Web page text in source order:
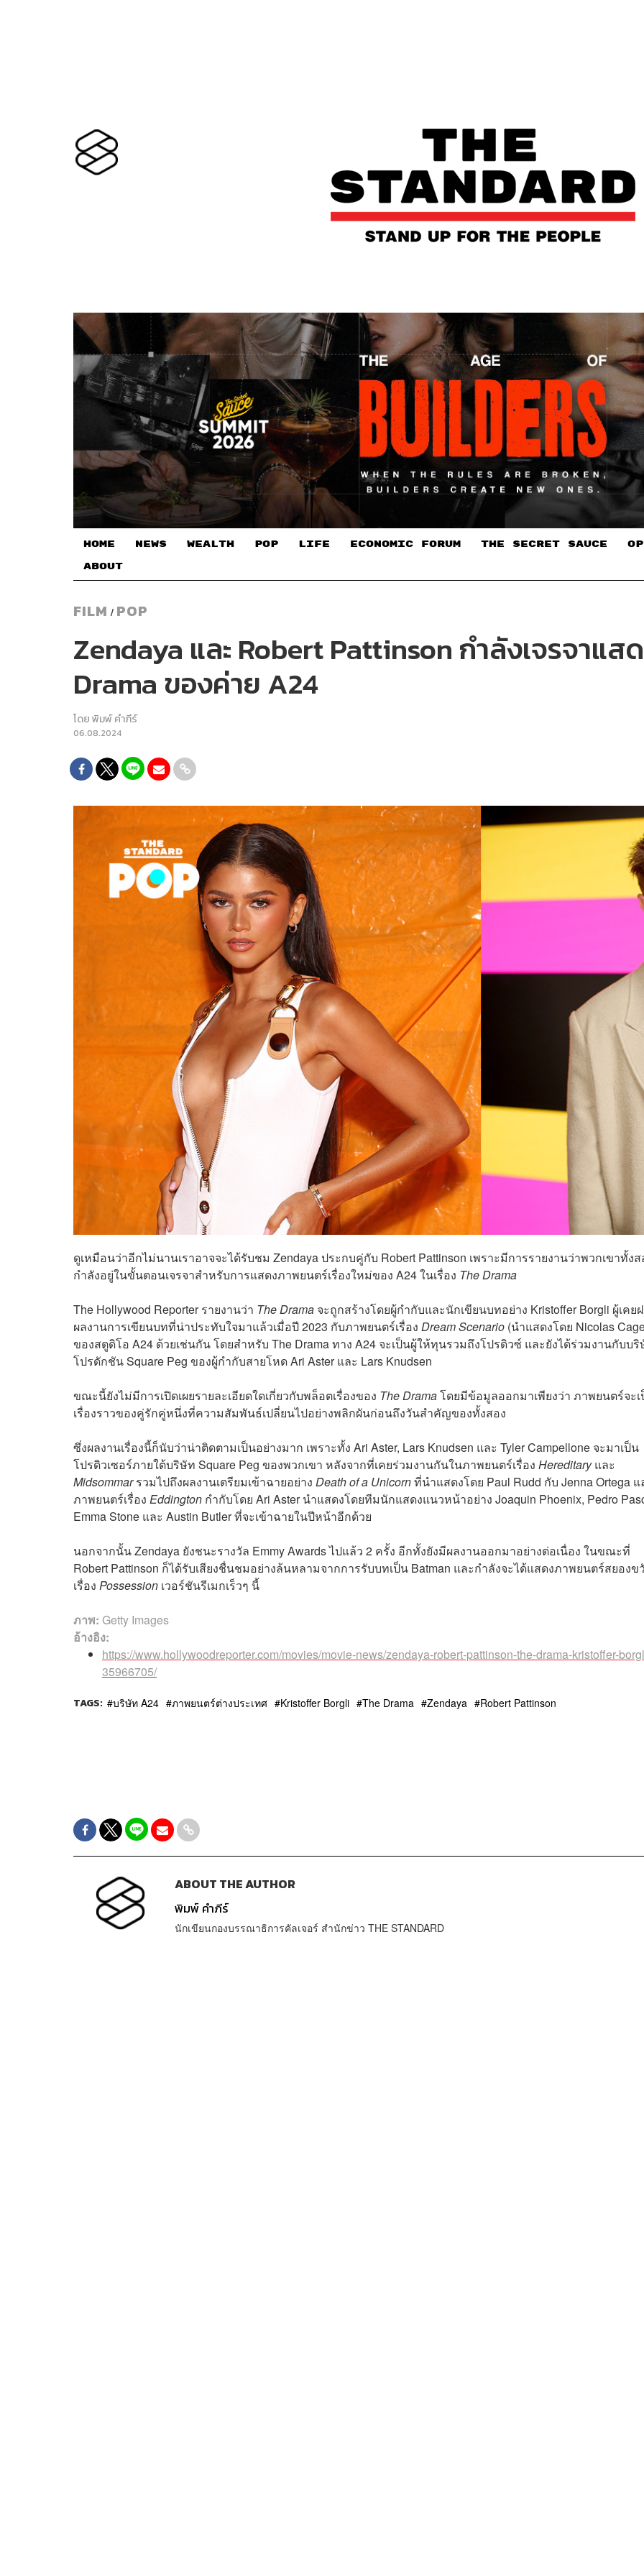
HOME NEWS WEALTH POP LIFE ECONOMIC FORUM THE SECRET SAUCE​
ABOUT
FILM / POP
Zendaya และ Robert Pattinson กำลังเจรจาแส
Drama ของค่าย A24
โดยพิมพ์ คำภีร์
06.08.2024
ดูเหมือนว่าอีกไม่นานเราอาจจะได้รับชม Zendaya ประกบคู่กับ Robert Pattinson เพราะมีการรายงานว่าพวกเขาทั้งส
กำลังอยู่ในขั้นตอนเจรจาสำหรับการแสดงภาพยนตร์เรื่องใหม่ของ A24 ในเรื่อง The Drama
The Hollywood Reporter รายงานว่า The Drama จะถูกสร้างโดยผู้กำกับและนักเขียนบทอย่าง Kristoffer Borgli ผู้เคย
ผลงานการเขียนบทที่น่าประทับใจมาแล้วเมื่อปี 2023 กับภาพยนตร์เรื่อง Dream Scenario (นำแสดงโดย Nicolas
ของสตูดิโอ A24 ด้วยเช่นกัน โดยสำหรับ The Drama ทาง A24 จะเป็นผู้ให้ทุนรวมถึงโปรดิวซ์ และยังได้ร่วมงานกับบ
โปรดักชัน Square Peg ของผู้กำกับสายโหด Ari Aster และ Lars Knudsen
ขณะนี้ยังไม่มีการเปิดเผยรายละเอียดใดเกี่ยวกับพล็อตเรื่องของ The Dramaโดยมีข้อมูลออกมาเพียงว่า ภาพยนตร์จะ
เรื่องราวของคู่รักคู่หนึ่งที่ความสัมพันธ์เปลี่ยนไปอย่างพลิกผันก่อนถึงวันสำคัญของทั้งสอง
ซึ่งผลงานเรื่องนี้ก็นับว่าน่าติดตามเป็นอย่างมาก เพราะทั้ง Ari Aster, Lars Knudsen และ Tyler Campellone จะมาเป็น
โปรดิวเซอร์ภายใต้บริษัท Square Peg ของพวกเขา หลังจากที่เคยร่วมงานกันในภาพยนตร์เรื่อง Hereditaryและ
Midsommarรวมไปถึงผลงานเตรียมเข้าฉายอย่าง Death of a Unicornที่นำแสดงโดย Paul Rudd กับ Jenna Ortega แ
ภาพยนตร์เรื่อง Eddington กำกับโดย Ari Aster นำแสดงโดยทีมนักแสดงแนวหน้าอย่าง Joaquin Phoenix, Pedro
Emma Stone และ Austin Butler ที่จะเข้าฉายในปีหน้าอีกด้วย
นอกจากนั้น Zendaya ยังชนะรางวัล Emmy Awards ไปแล้ว 2 ครั้ง อีกทั้งยังมีผลงานออกมาอย่างต่อเนื่อง ในขณะที่
Robert Pattinson ก็ได้รับเสียงชื่นชมอย่างล้นหลามจากการรับบทเป็น Batman และกำลังจะได้แสดงภาพยนตร์สยอง
เรื่อง Possession เวอร์ชันรีเมกเร็วๆ นี้
ภาพ: Getty Images
อ้างอิง:
https://www.hollywoodreporter.com/movies/movie-news/zendaya-robert-pattinson-the-drama-kristoffer-
35966705/
TAGS: บริษัท A24 ภาพยนตร์ต่างประเทศ Kristoffer Borgli The Drama Zendaya Robert Pattinson
ABOUT THE AUTHOR
พิมพ์ คำภีร์
นักเขียนกองบรรณาธิการคัลเจอร์ สำนักข่าว THE STANDARD